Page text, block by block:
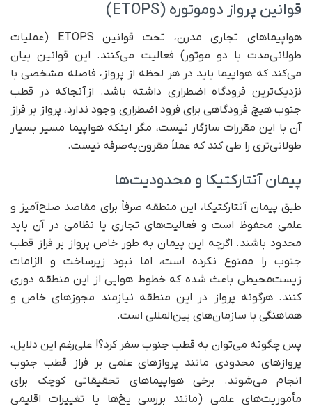
قوانین پرواز دوموتوره (ETOPS)
هواپیماهای تجاری مدرن، تحت قوانین ETOPS (عملیات
طولانی‌مدت با دو موتور) فعالیت می‌کنند. این قوانین بیان
می‌کند که هواپیما باید در هر لحظه از پرواز، فاصله مشخصی با
نزدیک‌ترین فرودگاه اضطراری داشته باشد. ازآنجاکه در قطب
جنوب هیچ فرودگاهی برای فرود اضطراری وجود ندارد، پرواز بر فراز
آن با این مقررات سازگار نیست، مگر اینکه هواپیما مسیر بسیار
طولانی‌تری را طی کند که عملاً مقرون‌به‌صرفه نیست.
پیمان آنتارکتیکا و محدودیت‌ها
طبق پیمان آنتارکتیکا، این منطقه صرفاً برای مقاصد صلح‌آمیز و
علمی محفوظ است و فعالیت‌های تجاری یا نظامی در آن باید
محدود باشند. اگرچه این پیمان به طور خاص پرواز بر فراز قطب
جنوب را ممنوع نکرده است، اما نبود زیرساخت و الزامات
زیست‌محیطی باعث شده که خطوط هوایی از این منطقه دوری
کنند. هرگونه پرواز در این منطقه نیازمند مجوزهای خاص و
هماهنگی با سازمان‌های بین‌المللی است.
پس چگونه می‌توان به قطب جنوب سفر کرد؟! علی‌رغم این دلایل،
پروازهای محدودی مانند پروازهای علمی بر فراز قطب جنوب
انجام می‌شوند. برخی هواپیماهای تحقیقاتی کوچک برای
مأموریت‌های علمی (مانند بررسی یخ‌ها یا تغییرات اقلیمی